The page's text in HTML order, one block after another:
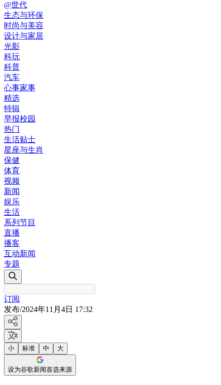
@世代
生态与环保
时尚与美容
设计与家居
光影
科玩
科普
汽车
心事家事
精选
特辑
早报校园
热门
生活贴士
星座与生肖
保健
体育
视频
新闻
娱乐
生活
系列节目
直播
播客
互动新闻
专题
订阅
发布/2024年11月4日 17:32
小 标准 中 大
设为谷歌新闻首选来源